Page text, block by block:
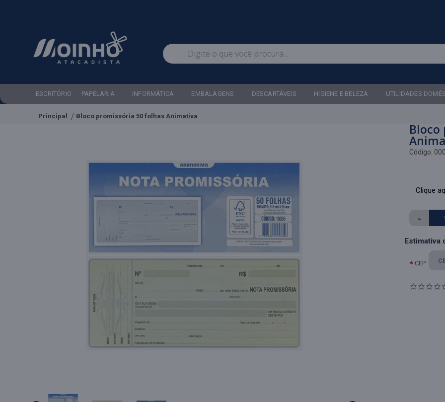
ESCRITÓRIO PAPELARIA INFORMÁTICA EMBALAGENS DESCARTÁVEIS HIGIENE E BELEZA UTILIDADES
Principal Bloco promissória 50 folhas Animativa
Código:
Clique
-
Estimativa
CEP